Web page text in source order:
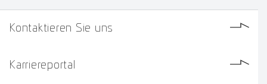
Kontaktieren Sie uns
Karriereportal